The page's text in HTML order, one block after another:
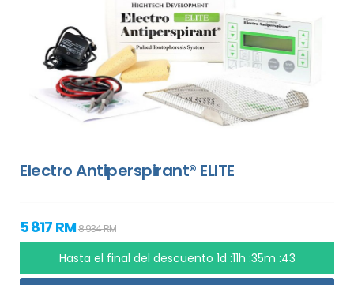
Electro Antiperspirant® ELITE
5 817 RM8 934 RM
Hasta el final del descuento 1d :11h :35m :42